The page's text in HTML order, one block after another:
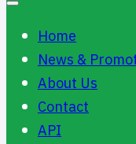
Home
News &
About Us
Contact
API